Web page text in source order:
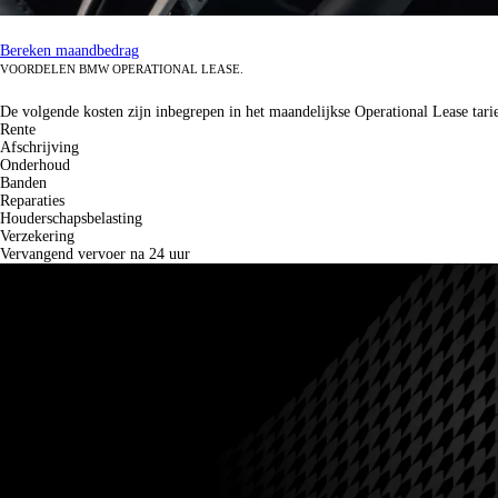
Bereken maandbedrag
VOORDELEN BMW OPERATIONAL LEASE.
De volgende kosten zijn inbegrepen in het maandelijkse Operational Lease
Rente
Afschrijving
Onderhoud
Banden
Reparaties
Houderschapsbelasting
Verzekering
Vervangend vervoer na 24 uur